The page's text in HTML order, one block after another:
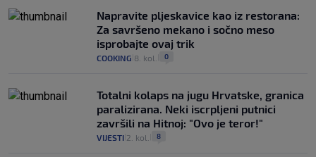
Napravite pljeskavice kao iz restorana:
Za savršeno mekano i sočno meso
isprobajte ovaj trik
COOKING 8. kol. 0
Totalni kolaps na jugu Hrvatske, granica
paralizirana. Neki iscrpljeni putnici
završili na Hitnoj: "Ovo je teror!"
VIJESTI 2. kol. 8